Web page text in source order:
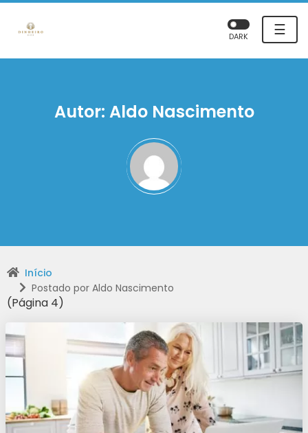
☰
DARK
Autor: Aldo Nascimento
Início
Postado por Aldo Nascimento
(Página 4)